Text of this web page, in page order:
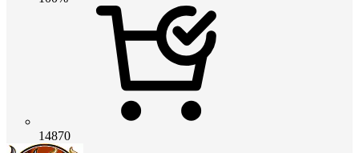
14870